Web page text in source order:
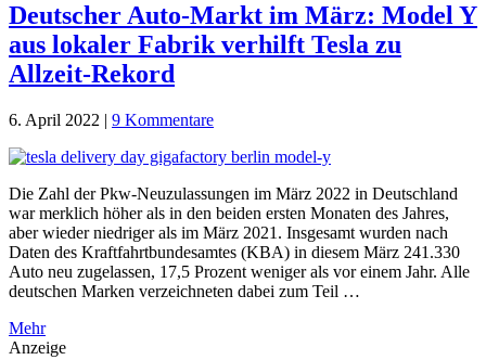
Deutscher Auto-Markt im März: Model Y
aus lokaler Fabrik verhilft Tesla zu
Allzeit-Rekord
6. April 2022 | 9 Kommentare
Die Zahl der Pkw-Neuzulassungen im März 2022 in Deutschland
war merklich höher als in den beiden ersten Monaten des Jahres,
aber wieder niedriger als im März 2021. Insgesamt wurden nach
Daten des Kraftfahrtbundesamtes (KBA) in diesem März 241.330
Auto neu zugelassen, 17,5 Prozent weniger als vor einem Jahr. Alle
deutschen Marken verzeichneten dabei zum Teil …
Mehr
Anzeige